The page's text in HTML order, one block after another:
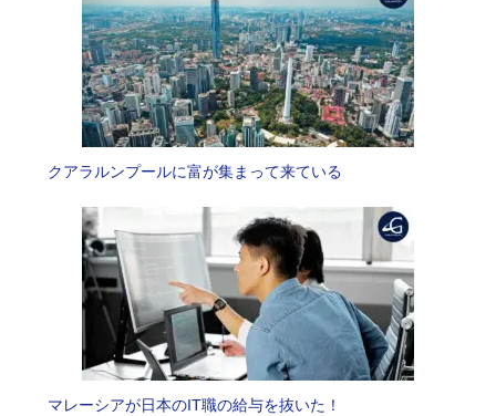
クアラルンプールに富が集まって来ている
マレーシアが日本のIT職の給与を抜いた！